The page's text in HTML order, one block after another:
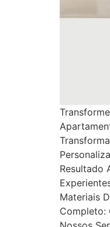
Resultado
Materiais
Completo: